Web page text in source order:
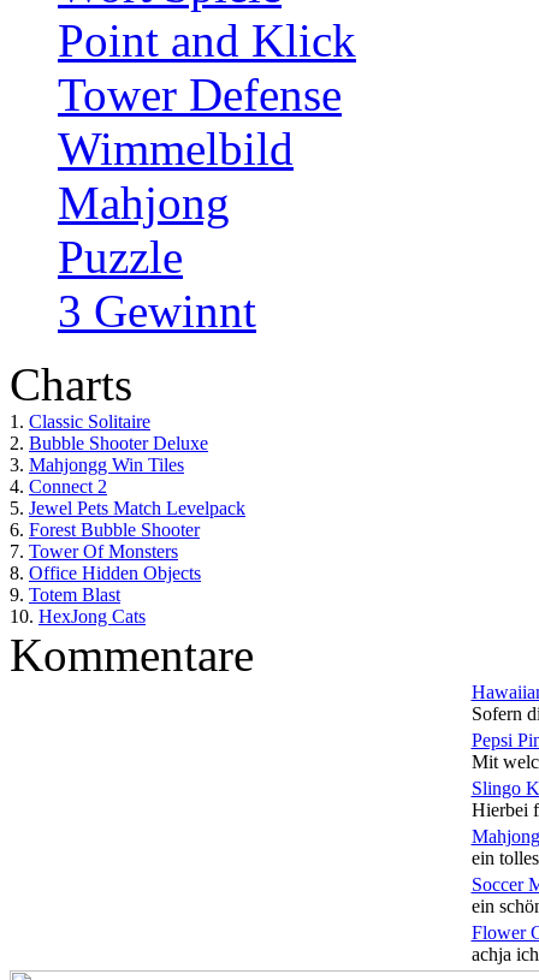
Point and Klick
Tower Defense
Wimmelbild
Mahjong
Puzzle
3 Gewinnt
Charts
1. Classic Solitaire
2. Bubble Shooter Deluxe
3. Mahjongg Win Tiles
4. Connect 2
5. Jewel Pets Match Levelpack
6. Forest Bubble Shooter
7. Tower Of Monsters
8. Office Hidden Objects
9. Totem Blast
10. HexJong Cats
Kommentare
Sofern
Pepsi
Mit
Slingo
Hierbei
ein
Soccer
ein
Flower
achja